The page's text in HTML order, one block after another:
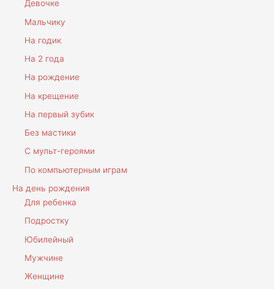
Девочке
Мальчику
На годик
На 2 года
На рождение
На крещение
На первый зубик
Без мастики
С мульт-героями
По компьютерным играм
На день рождения
Для ребенка
Подростку
Юбилейный
Мужчине
Женщине